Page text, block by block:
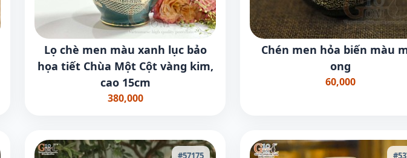
Lọ chè men màu xanh lục bảo
họa tiết Chùa Một Cột vàng kim,
cao 15cm
380,000
Chén men hỏa biến màu
ong
60,000
#57175